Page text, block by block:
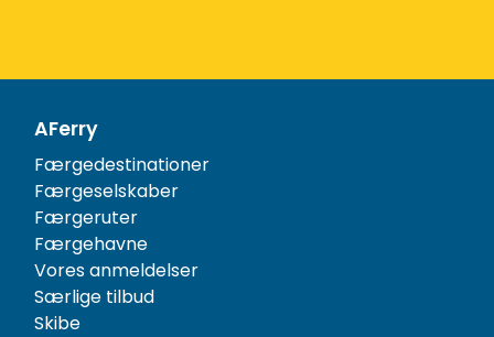
AFerry
Færgedestinationer
Færgeselskaber
Færgeruter
Færgehavne
Vores anmeldelser
Særlige tilbud
Skibe